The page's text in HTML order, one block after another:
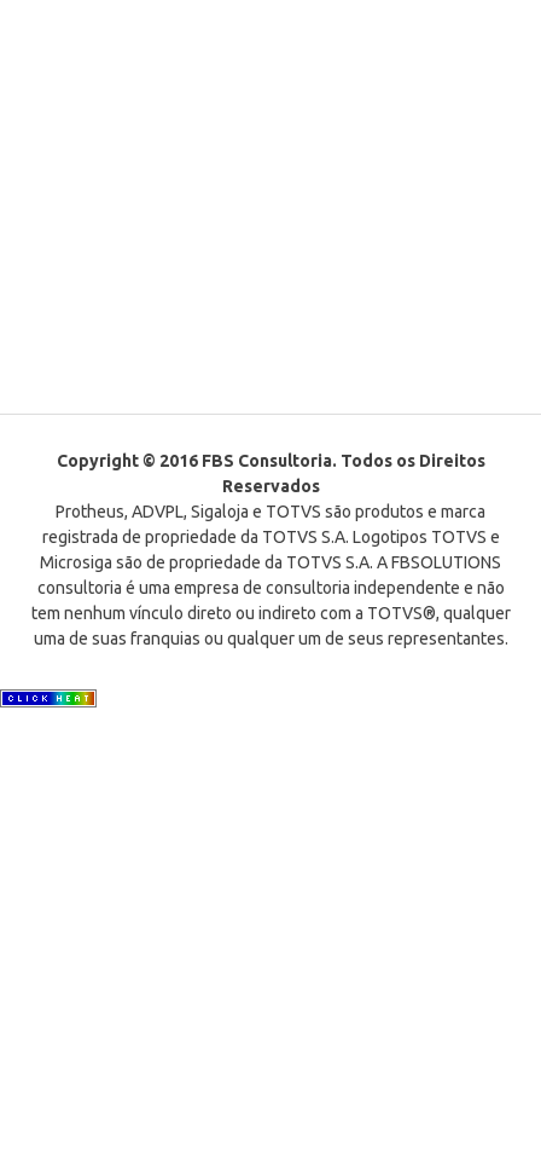
Copyright © 2016 FBS Consultoria. Todos os Direitos
Reservados
Protheus, ADVPL, Sigaloja e TOTVS são produtos e marca
registrada de propriedade da TOTVS S.A. Logotipos TOTVS e
Microsiga são de propriedade da TOTVS S.A. A FBSOLUTIONS
consultoria é uma empresa de consultoria independente e não
tem nenhum vínculo direto ou indireto com a TOTVS®, qualquer
uma de suas franquias ou qualquer um de seus representantes.